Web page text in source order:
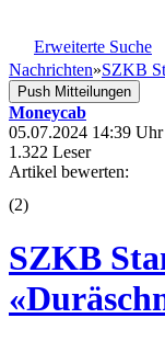
Erweiterte Suche
Nachrichten»SZKB
Push Mitteilungen
Moneycab
05.07.2024 14:39 Uhr
1.322 Leser
Artikel bewerten:
(2)
SZKB